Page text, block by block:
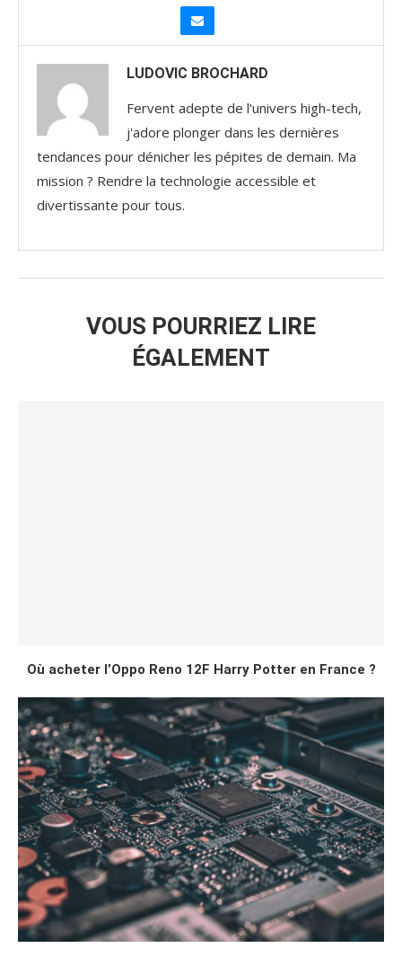
LUDOVIC BROCHARD
Fervent adepte de l'univers high-tech,
j'adore plonger dans les dernières
tendances pour dénicher les pépites de demain. Ma
mission ? Rendre la technologie accessible et
divertissante pour tous.
VOUS POURRIEZ LIRE
ÉGALEMENT
Où acheter l’Oppo Reno 12F Harry Potter en France ?